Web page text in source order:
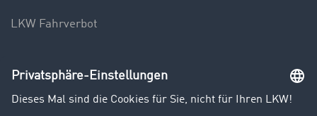
LKW Fahrverbot
Unternehmen
Kunden werben Kunden